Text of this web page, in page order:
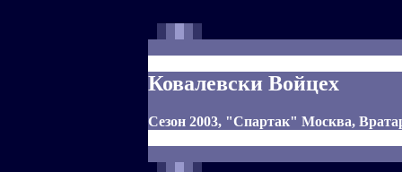
Ковалевски Войцех
Сезон 2003, "Спартак" Москва,